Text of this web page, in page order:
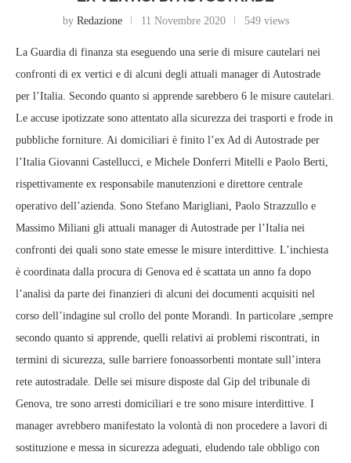
by Redazione 11 Novembre 2020 549 views
La Guardia di finanza sta eseguendo una serie di misure cautelari nei
confronti di ex vertici e di alcuni degli attuali manager di Autostrade
per l’Italia. Secondo quanto si apprende sarebbero 6 le misure cautelari.
Le accuse ipotizzate sono attentato alla sicurezza dei trasporti e frode in
pubbliche forniture. Ai domiciliari è finito l’ex Ad di Autostrade per
l’Italia Giovanni Castellucci, e Michele Donferri Mitelli e Paolo Berti,
rispettivamente ex responsabile manutenzioni e direttore centrale
operativo dell’azienda. Sono Stefano Marigliani, Paolo Strazzullo e
Massimo Miliani gli attuali manager di Autostrade per l’Italia nei
confronti dei quali sono state emesse le misure interdittive. L’inchiesta
è coordinata dalla procura di Genova ed è scattata un anno fa dopo
l’analisi da parte dei finanzieri di alcuni dei documenti acquisiti nel
corso dell’indagine sul crollo del ponte Morandi. In particolare ,sempre
secondo quanto si apprende, quelli relativi ai problemi riscontrati, in
termini di sicurezza, sulle barriere fonoassorbenti montate sull’intera
rete autostradale. Delle sei misure disposte dal Gip del tribunale di
Genova, tre sono arresti domiciliari e tre sono misure interdittive. I
manager avrebbero manifestato la volontà di non procedere a lavori di
sostituzione e messa in sicurezza adeguati, eludendo tale obbligo con